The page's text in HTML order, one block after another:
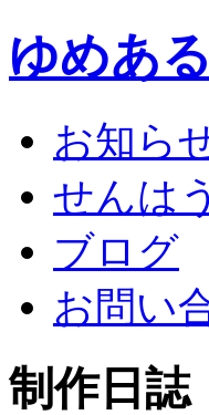
ゆめあ
お知ら
せんは
ブログ
お問い
制作日誌